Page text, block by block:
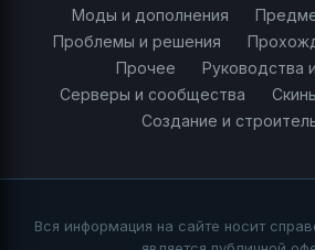
Моды и дополнения
Проблемы и решения
Прочее
Руководства
Серверы и сообщества
Создание и
Вся информация на сайте носит